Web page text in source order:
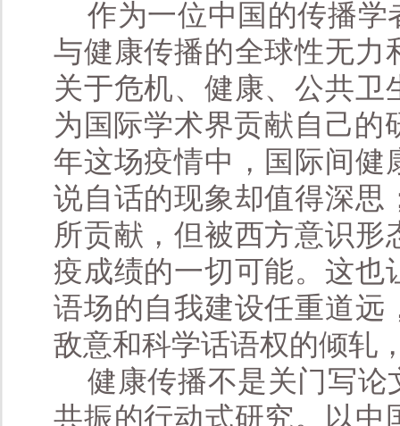
作为一位中国的传播
与健康传播的全球性无力
关于危机、健康、公共
为国际学术界贡献自己的
年这场疫情中，国际间健
说自话的现象却值得深思
所贡献，但被西方意识
疫成绩的一切可能。这也
语场的自我建设任重道远
敌意和科学话语权的倾轧
健康传播不是关门写
共振的行动式研究。以中